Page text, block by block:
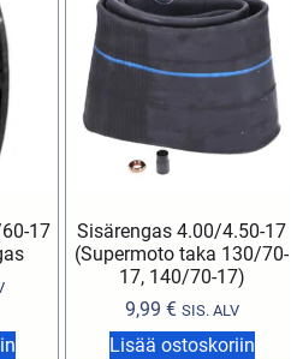
17
Sisärengas 4.00/4.50-17
(Supermoto taka 130/70-
17, 140/70-17)
9,99 € SIS. ALV
Lisää ostoskoriin